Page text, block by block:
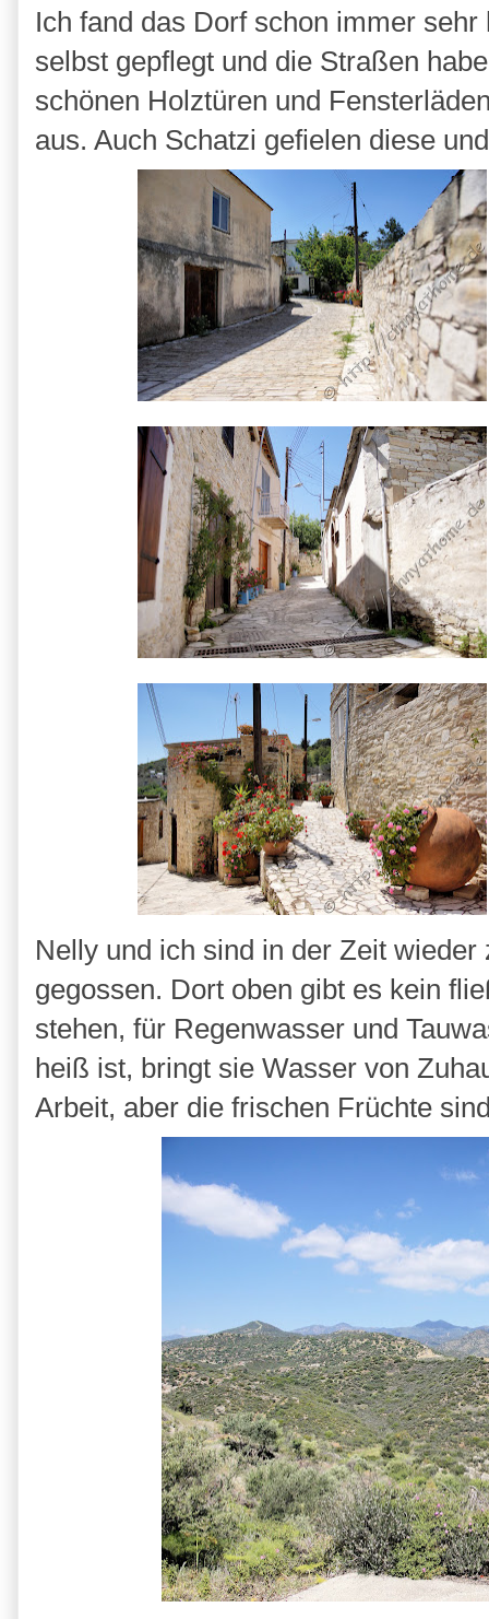
Ich fand das Dorf schon immer
selbst gepflegt und die Straßen
schönen Holztüren und
aus. Auch Schatzi gefielen diese
Nelly und ich sind in der Zeit
gegossen. Dort oben gibt es kein
stehen, für Regenwasser und
heiß ist, bringt sie Wasser von
Arbeit, aber die frischen Früchte